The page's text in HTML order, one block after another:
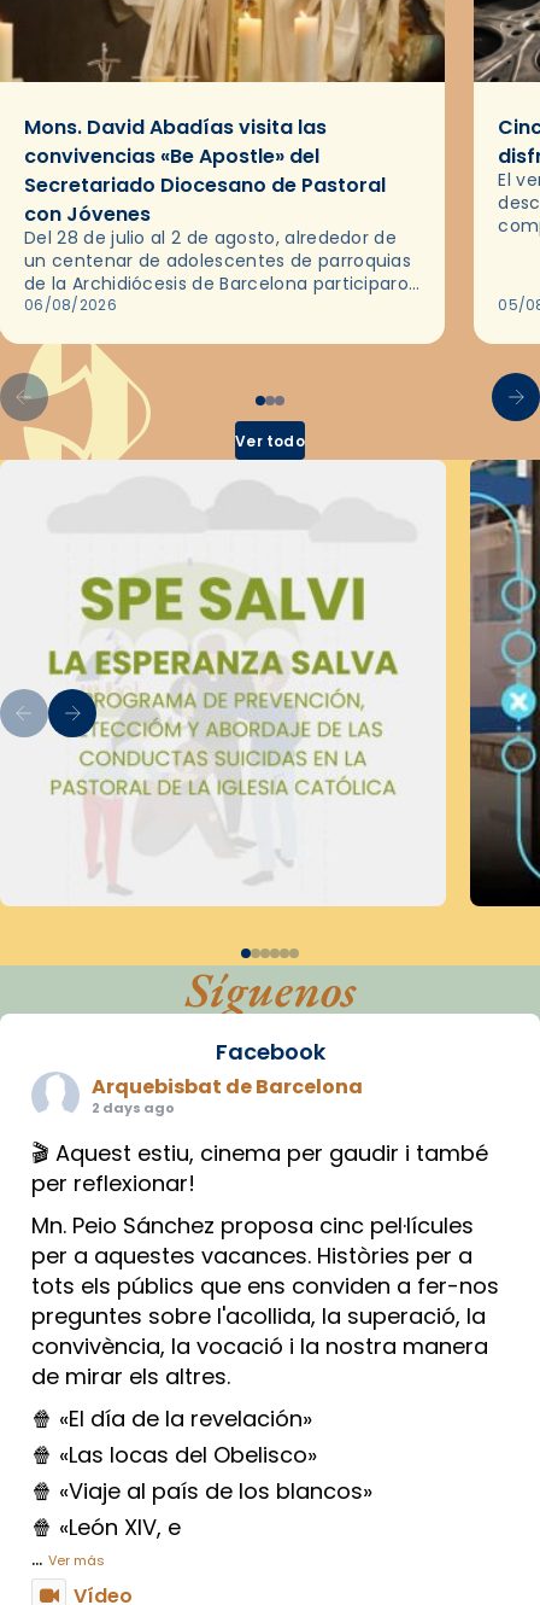
Mons. David Abadías visita las
convivencias «Be Apostle» del
Secretariado Diocesano de Pastoral
con Jóvenes
Del 28 de julio al 2 de agosto, alrededor de
un centenar de adolescentes de parroquias
de la Archidiócesis de Barcelona participaron
en las convivencias Be Apostle, organizadas
06/08/2026
El
05/
Ver todo
Síguenos
Facebook
Arquebisbat de Barcelona
2 days ago
🎬 Aquest estiu, cinema per gaudir i també
per reflexionar!
Mn. Peio Sánchez proposa cinc pel·lícules
per a aquestes vacances. Històries per a
tots els públics que ens conviden a fer-nos
preguntes sobre l'acollida, la superació, la
convivència, la vocació i la nostra manera
de mirar els altres.
🍿 «El día de la revelación»
🍿 «Las locas del Obelisco»
🍿 «Viaje al país de los blancos»
🍿 «León XIV, e
... Ver más
Vídeo